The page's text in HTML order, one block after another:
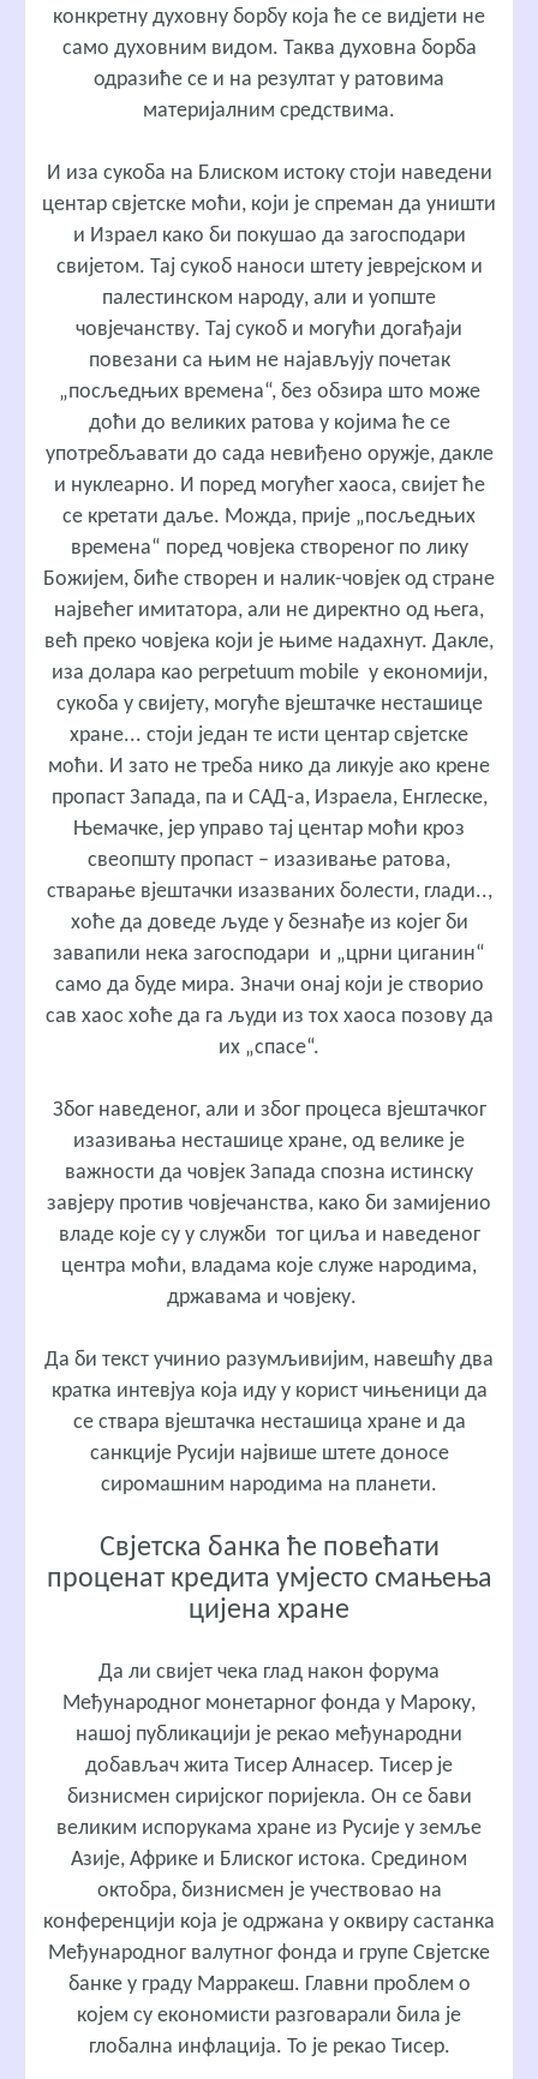
конкретну духовну борбу која ће се видјети не
само духовним видом. Таква духовна борба
одразиће се и на резултат у ратовима
материјалним средствима.
И иза сукоба на Блиском истоку стоји наведени
центар свјетске моћи, који је спреман да уништи
и Израел како би покушао да загосподари
свијетом. Тај сукоб наноси штету јеврејском и
палестинском народу, али и уопште
човјечанству. Тај сукоб и могући догађаји
повезани са њим не најављују почетак
„посљедњих времена“, без обзира што може
доћи до великих ратова у којима ће се
употребљавати до сада невиђено оружје, дакле
и нуклеарно. И поред могућег хаоса, свијет ће
се кретати даље. Можда, прије „посљедњих
времена“ поред човјека створеног по лику
Божијем, биће створен и налик-човјек од стране
највећег имитатора, али не директно од њега,
већ преко човјека који је њиме надахнут. Дакле,
иза долара као perpetuum mobile у економији,
сукоба у свијету, могуће вјештачке несташице
хране... стоји један те исти центар свјетске
моћи. И зато не треба нико да ликује ако крене
пропаст Запада, па и САД-а, Израела, Енглеске,
Њемачке, јер управо тај центар моћи кроз
свеопшту пропаст – изазивање ратова,
стварање вјештачки изазваних болести, глади..,
хоће да доведе људе у безнађе из којег би
завапили нека загосподари и „црни циганин“
само да буде мира. Значи онај који је створио
сав хаос хоће да га људи из тох хаоса позову да
их „спасе“.
Због наведеног, али и због процеса вјештачког
изазивања несташице хране, од велике је
важности да човјек Запада спозна истинску
завјеру против човјечанства, како би замијенио
владе које су у служби тог циља и наведеног
центра моћи, владама које служе народима,
државама и човјеку.
Да би текст учинио разумљивијим, навешћу два
кратка интевјуа која иду у корист чињеници да
се ствара вјештачка несташица хране и да
санкције Русији највише штете доносе
сиромашним народима на планети.
Свјетска банка ће повећати
проценат кредита умјесто смањења
цијена хране
Да ли свијет чека глад након форума
Међународног монетарног фонда у Мароку,
нашој публикацији је рекао међународни
добављач жита Тисер Алнасер. Тисер је
бизнисмен сиријског поријекла. Он се бави
великим испорукама хране из Русије у земље
Азије, Африке и Блиског истока. Средином
октобра, бизнисмен је учествовао на
конференцији која је одржана у оквиру састанка
Међународног валутног фонда и групе Свјетске
банке у граду Марракеш. Главни проблем о
којем су економисти разговарали била је
глобална инфлација. То је рекао Тисер.